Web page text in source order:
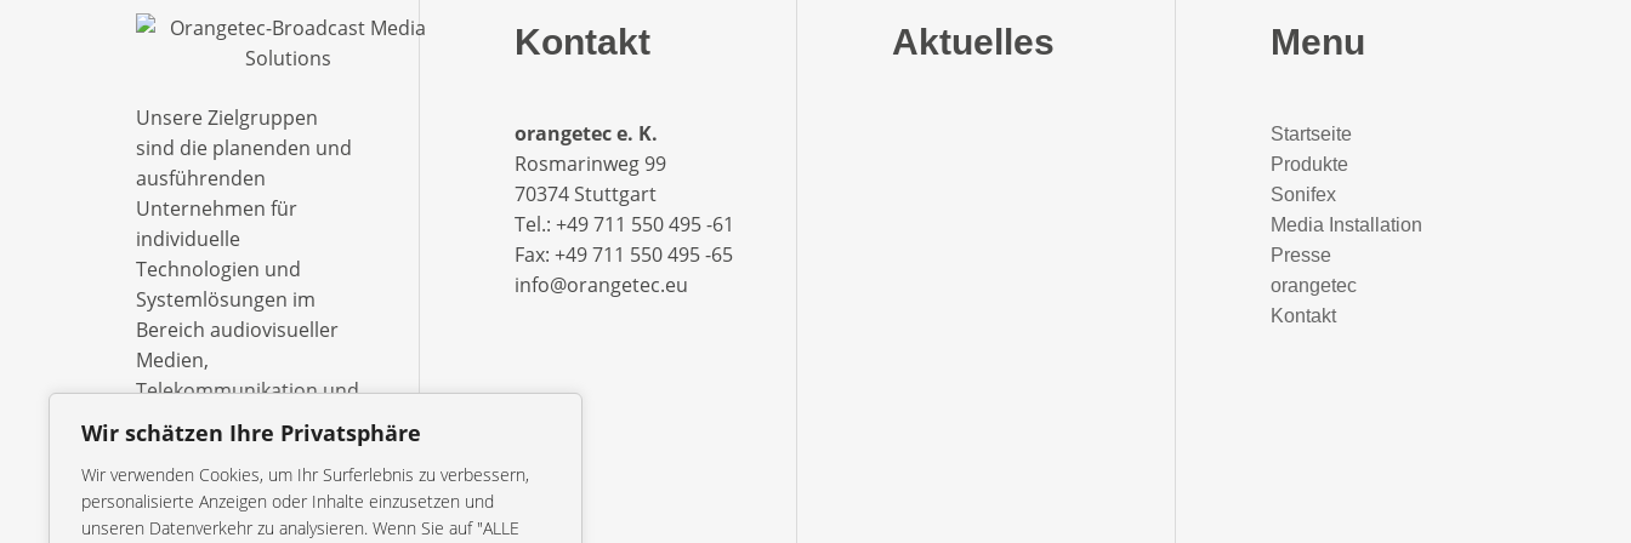
Wir schätzen Ihre Privatsphäre
Wir verwenden Cookies, um Ihr Surferlebnis zu verbessern,
personalisierte Anzeigen oder Inhalte einzusetzen und
unseren Datenverkehr zu analysieren. Wenn Sie auf "ALLE
Unsere Zielgruppen
sind die planenden und
ausführenden
Unternehmen für
individuelle
Technologien und
Systemlösungen im
Bereich audiovisueller
Medien,
Telekommunikation und
Informationsverarbeitung
öffentlich-rechtlichen
Sendeanstalten, Studios
Kontakt
orangetec e. K.
Rosmarinweg 99
70374 Stuttgart
Tel.: +49 711 550 495 -61‬
Fax: +49 711 550 495 -65‬
info@orangetec.eu
Aktuelles Menu
Startseite
Produkte
Sonifex
Media Installation
Presse
orangetec
Kontakt